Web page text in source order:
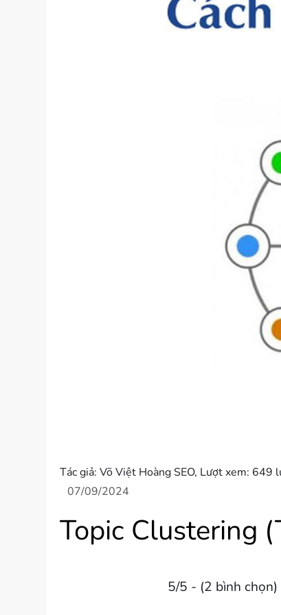
Tác giả:Võ Việt Hoàng SEO, Lượt xem: 649
Topic Clustering
5/5 - (2 bình chọn)